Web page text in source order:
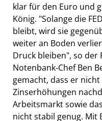
klar für den Euro und
König. "Solange die
bleibt, wird sie
weiter an Boden
Druck bleiben", so der
Notenbank-Chef Ben
gemacht, dass er
Zinserhöhungen
Arbeitsmarkt sowie
nicht stabil genug. Mit